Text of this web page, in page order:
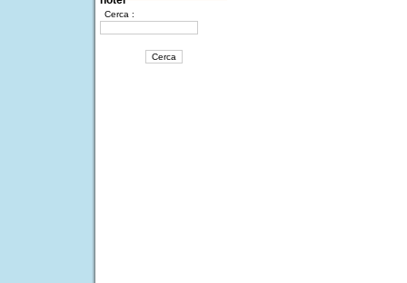
Cerca :